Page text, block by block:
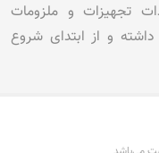
تجهیزات و ملزومات
داشته و از ابتدای شروع